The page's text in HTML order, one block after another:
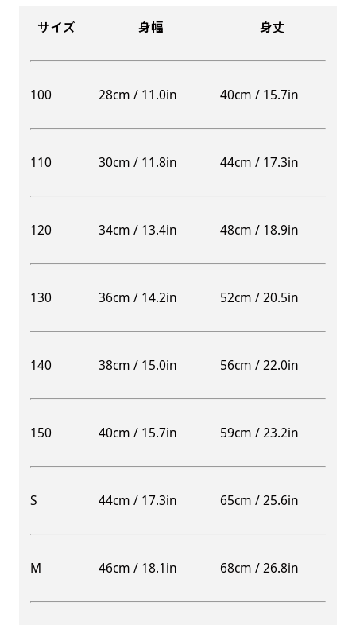
サイズ 身幅 身丈
100 28cm / 11.0in 40cm / 15.7in
110 30cm / 11.8in 44cm / 17.3in
120 34cm / 13.4in 48cm / 18.9in
130 36cm / 14.2in 52cm / 20.5in
140 38cm / 15.0in 56cm / 22.0in
150 40cm / 15.7in 59cm / 23.2in
S 44cm / 17.3in 65cm / 25.6in
M 46cm / 18.1in 68cm / 26.8in